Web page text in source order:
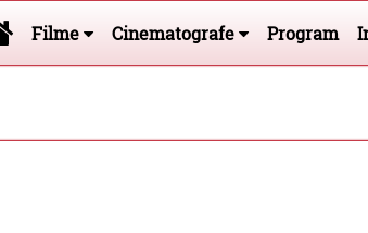
Filme Cinematografe Program